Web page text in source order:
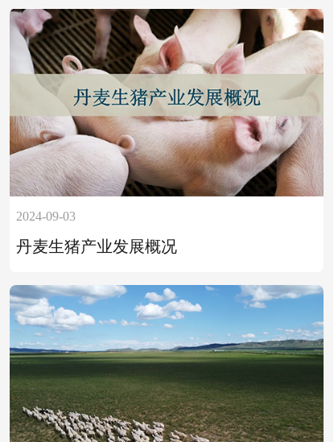
2024-09-03
丹麦生猪产业发展概况